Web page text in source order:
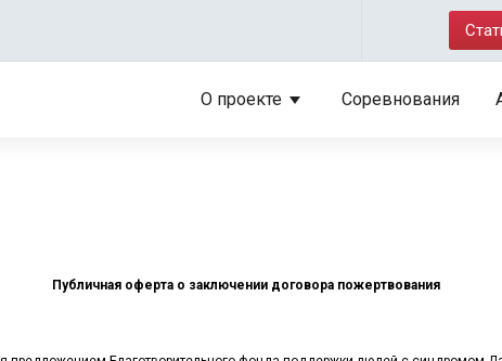
О проекте Соревнования
Публичная оферта о заключении договора пожертвования